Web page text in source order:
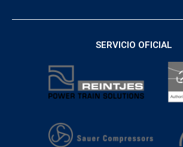
SERVICIO OFICIAL